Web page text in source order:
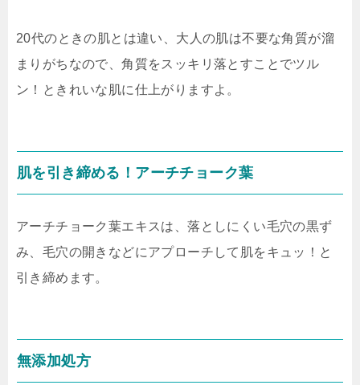
20代のときの肌とは違い、大人の肌は不要な角質が溜
まりがちなので、角質をスッキリ落とすことでツル
ン！ときれいな肌に仕上がりますよ。
肌を引き締める！アーチチョーク葉
アーチチョーク葉エキスは、落としにくい毛穴の黒ず
み、毛穴の開きなどにアプローチして肌をキュッ！と
引き締めます。
無添加処方